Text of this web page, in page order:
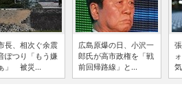
長、相次ぐ余震
ぽつり「もう嫌
」 被災...
広島原爆の日、小沢一
郎氏が高市政権を「戦
前回帰路線」と...